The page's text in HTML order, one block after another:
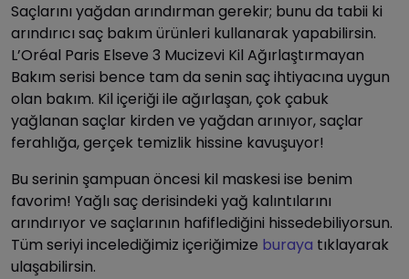
Saçlarını yağdan arındırman gerekir; bunu da tabii ki
arındırıcı saç bakım ürünleri kullanarak yapabilirsin.
L’Oréal Paris Elseve 3 Mucizevi Kil Ağırlaştırmayan
Bakım serisi bence tam da senin saç ihtiyacına uygun
olan bakım. Kil içeriği ile ağırlaşan, çok çabuk
yağlanan saçlar kirden ve yağdan arınıyor, saçlar
ferahlığa, gerçek temizlik hissine kavuşuyor!
Bu serinin şampuan öncesi kil maskesi ise benim
favorim! Yağlı saç derisindeki yağ kalıntılarını
arındırıyor ve saçlarının hafiflediğini hissedebiliyorsun.
Tüm seriyi incelediğimiz içeriğimize buraya tıklayarak
ulaşabilirsin.